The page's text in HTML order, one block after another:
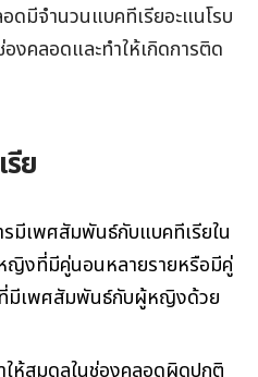
มีจำนวนแบคทีเรียอะแนโรบ
งคลอดและทำให้เกิดการติด
ย
มีเพศสัมพันธ์กับแบคทีเรียใน
ญิงที่มีคู่นอนหลายรายหรือมีคู่
มีเพศสัมพันธ์กับผู้หญิงด้วย